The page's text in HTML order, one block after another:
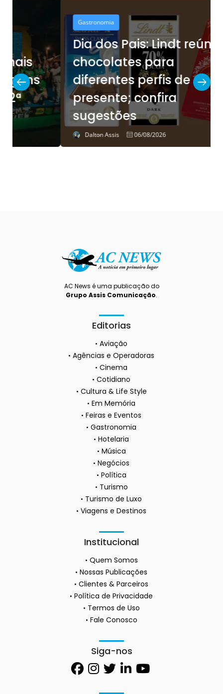
Dia dos Pais: Lindt reúne
chocolates para
diferentes perfis de
presente; confira
sugestões
06/08/2026
AC News é uma publicação do
Grupo Assis Comunicação.
Editorias
Aviação
Agências e Operadoras
Cinema
Cotidiano
Cultura & Life Style
Em Memória
Feiras e Eventos
Gastronomia
Hotelaria
Música
Negócios
Política
Turismo
Turismo de Luxo
Viagens e Destinos
Institucional
Quem Somos
Nossas Publicações
Clientes & Parceiros
Política de Privacidade
Termos de Uso
Fale Conosco
Siga-nos